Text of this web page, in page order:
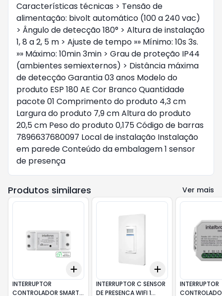
Características técnicas > Tensão de
alimentação: bivolt automático (100 a 240 vac)
> Ângulo de detecção 180° > Altura de instalação
1, 8 a 2, 5 m > Ajuste de tempo »» Mínimo: 10s 3s.
»» Máximo: 10min 3min > Grau de proteção IP44
(ambientes semiexternos) > Distância máxima
de detecção Garantia 03 anos Modelo do
produto ESP 180 AE Cor Branco Quantidade
pacote 01 Comprimento do produto 4,3 cm
Largura do produto 7,9 cm Altura do produto
20,5 cm Peso do produto 0,175 Código de barras
7896637680097 Local de instalação Instalação
em parede Conteúdo da embalagem 1 sensor
de presença
Produtos similares Ver mais
Add
INTERRUPTOR
CONTROLADOR SMART
Add
INTERRUPTOR C SENSOR
DE PRESENCA WIFI 1
INTERRUPTOR